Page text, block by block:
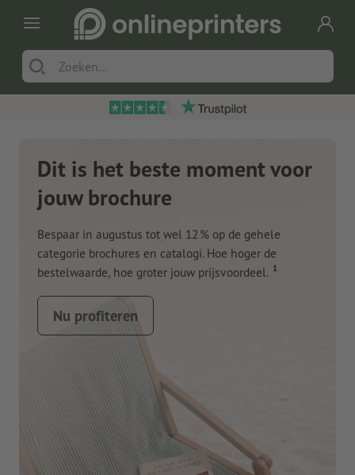
Dit is het beste moment voor
jouw brochure
Bespaar in augustus tot wel 12 % op de gehele
categorie brochures en catalogi. Hoe hoger de
bestelwaarde, hoe groter jouw prijsvoordeel. 1
Nu profiteren